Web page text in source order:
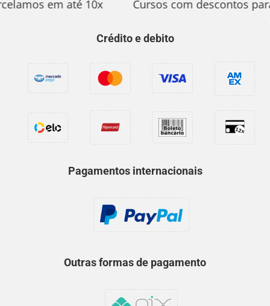
em até 10x Cursos com descontos
Crédito e debito
Pagamentos internacionais
Outras formas de pagamento